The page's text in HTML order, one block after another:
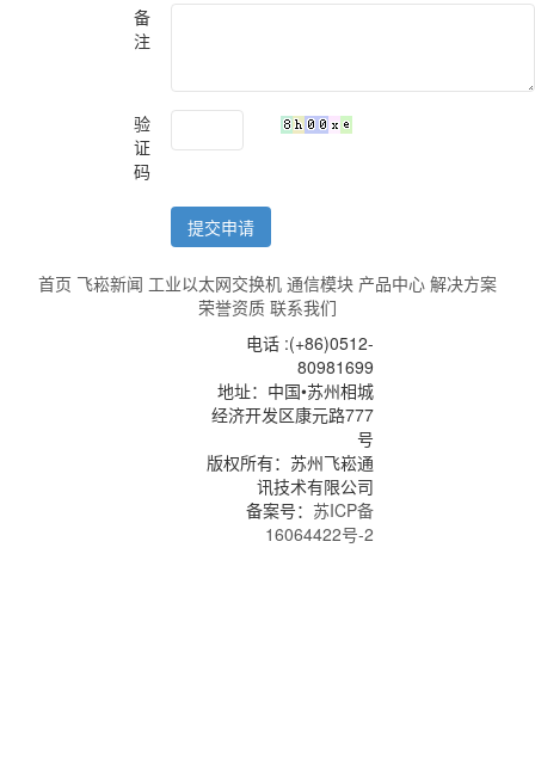
备
注
验
证
码
提交申请
首页 飞崧新闻 工业以太网交换机 通信模块 产品中心 解决方案
荣誉资质 联系我们
电话 :(+86)0512-
80981699
地址：中国•苏州相城
经济开发区康元路777
号
版权所有：苏州飞崧通
讯技术有限公司
备案号： 苏ICP备
16064422号-2